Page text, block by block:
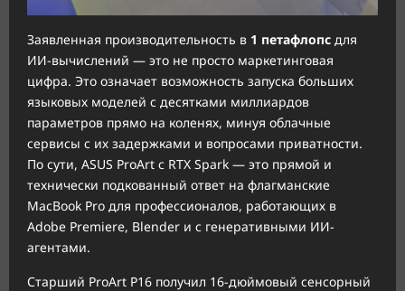
Заявленная производительность в 1 петафлопс для
ИИ-вычислений — это не просто маркетинговая
цифра. Это означает возможность запуска больших
языковых моделей с десятками миллиардов
параметров прямо на коленях, минуя облачные
сервисы с их задержками и вопросами приватности.
По сути, ASUS ProArt с RTX Spark — это прямой и
технически подкованный ответ на флагманские
MacBook Pro для профессионалов, работающих в
Adobe Premiere, Blender и с генеративными ИИ-
агентами.
Старший ProArt P16 получил 16-дюймовый сенсорный